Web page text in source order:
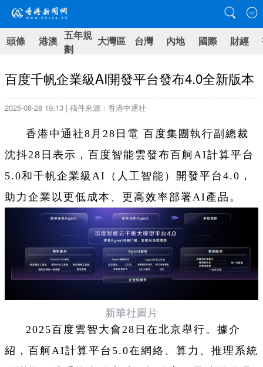
頭條 港澳 五年規
劃
大灣區 台灣 內地 國際 財經
百度千帆企業級AI開發平台發布4.0全新版本
2025-08-28 19:13 | 稿件來源：香港中通社
香港中通社8月28日電 百度集團執行副總裁
沈抖28日表示，百度智能雲發布百舸AI計算平台
5.0和千帆企業級AI（人工智能）開發平台4.0，
助力企業以更低成本、更高效率部署AI產品。
新華社圖片
2025百度雲智大會28日在北京舉行。據介
紹，百舸AI計算平台5.0在網絡、算力、推理系統